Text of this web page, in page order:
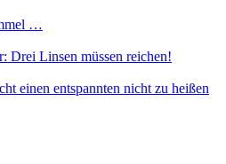
…
Drei Linsen müssen reichen!
einen entspannten nicht zu heißen